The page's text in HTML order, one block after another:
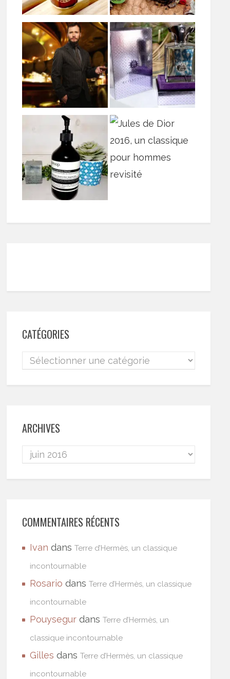
CATÉGORIES
ARCHIVES
COMMENTAIRES RÉCENTS
Ivan dansTerre d’Hermès, un classique
incontournable
Rosario dansTerre d’Hermès, un classique
incontournable
Pouysegur dansTerre d’Hermès, un
classique incontournable
Gilles dansTerre d’Hermès, un classique
incontournable